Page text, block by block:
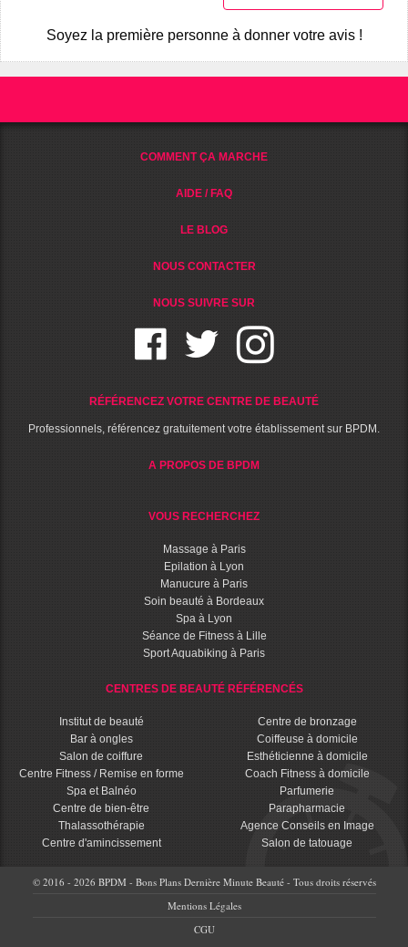
Soyez la première personne à donner votre avis !
COMMENT ÇA MARCHE
AIDE / FAQ
LE BLOG
NOUS CONTACTER
NOUS SUIVRE SUR
RÉFÉRENCEZ VOTRE CENTRE DE BEAUTÉ
Professionnels, référencez gratuitement votre établissement sur BPDM.
A PROPOS DE BPDM
VOUS RECHERCHEZ
Massage à Paris
Epilation à Lyon
Manucure à Paris
Soin beauté à Bordeaux
Spa à Lyon
Séance de Fitness à Lille
Sport Aquabiking à Paris
CENTRES DE BEAUTÉ RÉFÉRENCÉS
Institut de beauté
Bar à ongles
Salon de coiffure
Centre Fitness / Remise en forme
Spa et Balnéo
Centre de bien-être
Thalassothérapie
Centre d'amincissement
Centre de bronzage
Coiffeuse à domicile
Esthéticienne à domicile
Coach Fitness à domicile
Parfumerie
Parapharmacie
Agence Conseils en Image
Salon de tatouage
© 2016 - 2026 BPDM - Bons Plans Dernière Minute Beauté - Tous droits réservés
Mentions Légales
CGU